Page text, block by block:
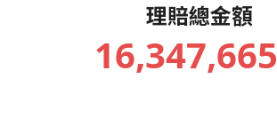
理賠總金額
16,347,665